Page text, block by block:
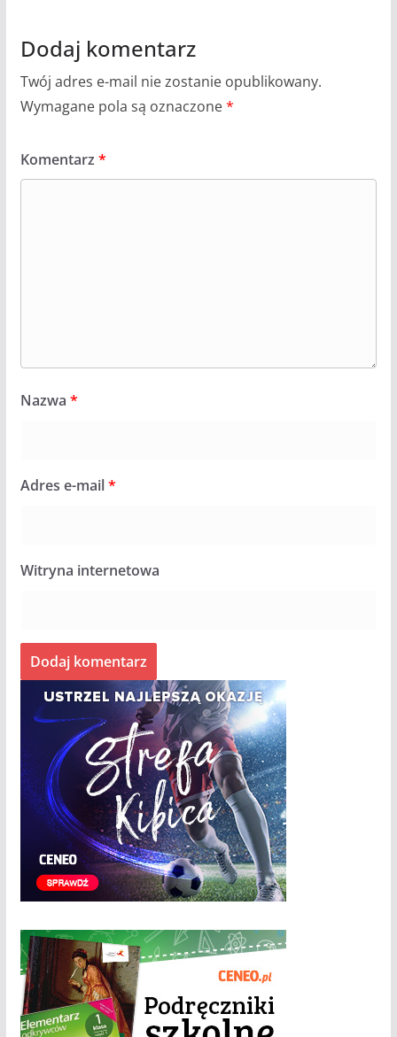
Dodaj komentarz
Twój adres e-mail nie zostanie opublikowany.
Wymagane pola są oznaczone*
Komentarz *
Nazwa *
Adres e-mail*
Witryna internetowa